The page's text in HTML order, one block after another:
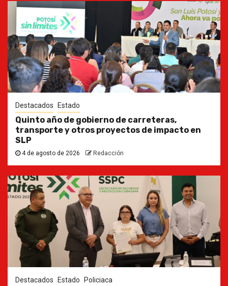
Destacados Estado
Quinto año de gobierno de carreteras,
transporte y otros proyectos de impacto en
SLP
4 de agosto de 2026 Redacción
Destacados Estado Policiaca